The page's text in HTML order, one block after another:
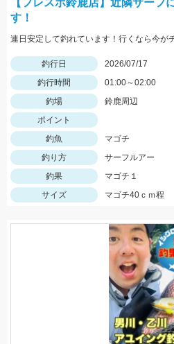
【フレスポ鈴鹿店】近隣サーフ
す！
連日安定して釣れています！行くなら今が
釣行日
2026/07/17
釣行時間
01:00～02:00
釣場
鈴鹿周辺
ポイント
釣魚
マゴチ
釣り方
サーフルアー
釣果
マゴチ１
サイズ
マゴチ40ｃｍ程